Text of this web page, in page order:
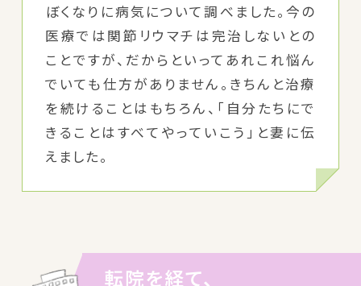
ぼくなりに病気について調べました。今の
医療では関節リウマチは完治しないとの
ことですが、だからといってあれこれ悩ん
でいても仕方がありません。きちんと治療
を続けることはもちろん、「自分たちにで
きることはすべてやっていこう」と妻に伝
えました。
転院を経て、